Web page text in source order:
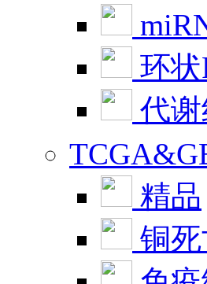
环
代
精品
铜